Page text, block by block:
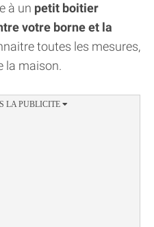
à un petit boitier
votre borne et la
toutes les mesures,
la maison.